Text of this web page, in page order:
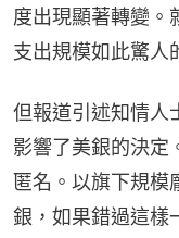
度出現顯著轉變。
支出規模如此驚人
但報道引述知情人
影響了美銀的決定
匿名。以旗下規模
銀，如果錯過這樣